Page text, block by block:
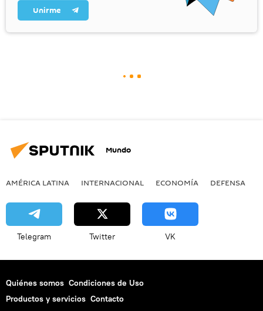
Unirme
Mundo
AMÉRICA LATINA INTERNACIONAL ECONOMÍA DEFENSA
Telegram Twitter VK
Quiénes somos Condiciones de Uso
Productos y servicios Contacto